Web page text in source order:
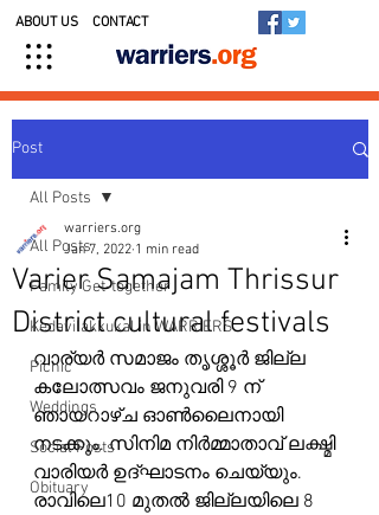
ABOUT US CONTACT
Post
All Posts
Family Get-together
Kedavilakkukal in WARRIERS
Picnic
Weddings
Social Posts
Obituary
All Posts
Varier Samajam Thrissur
District cultural festivals
warriers.org
Jan 7, 2022 1 min read
വാര്യർ സമാജം തൃശ്ശൂർ ജില്ല
കലോത്സവം ജനുവരി 9 ന്
ഞായറാഴ്ച ഓൺലൈനായി
നടക്കും. സിനിമ നിർമ്മാതാവ് ലക്ഷ്മി
വാരിയർ ഉദ്ഘാടനം ചെയ്യും.
രാവിലെ10 മുതൽ ജില്ലയിലെ 8